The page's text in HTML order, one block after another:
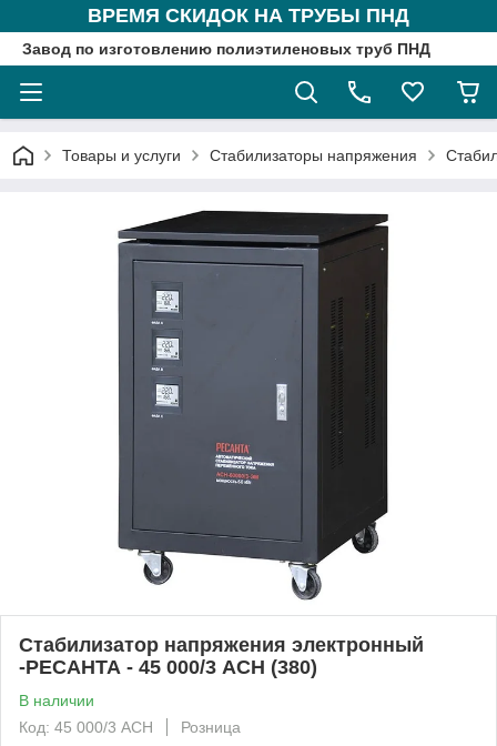
ВРЕМЯ СКИДОК НА ТРУБЫ ПНД
Завод по изготовлению полиэтиленовых труб ПНД
Товары и услуги Стабилизаторы напряжения
Стабилизатор напряжения электронный
-РЕСАНТА - 45 000/3 АСН (380)
В наличии
Код: 45 000/3 АСН
Розница